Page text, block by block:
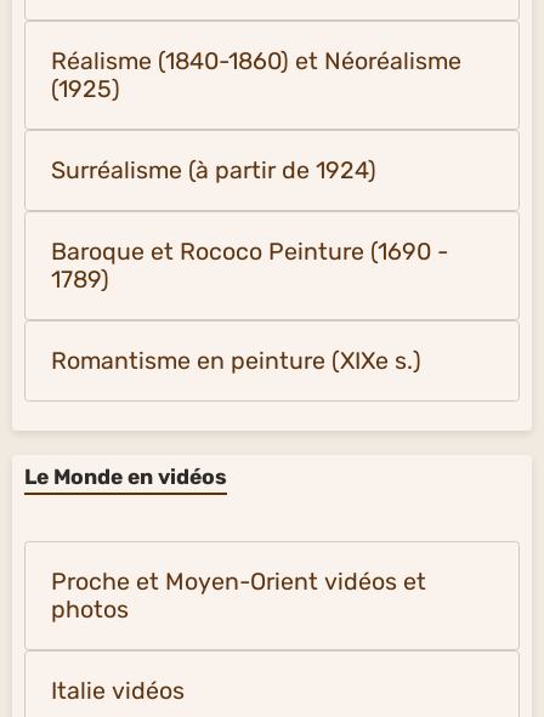
Réalisme (1840-1860) et Néoréalisme
(1925)
Surréalisme (à partir de 1924)
Baroque et Rococo Peinture (1690 -
1789)
Romantisme en peinture (XIXe s.)
Le Monde en vidéos
Proche et Moyen-Orient vidéos et
photos
Italie vidéos